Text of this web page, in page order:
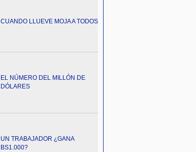
CUANDO LLUEVE MOJA A TODOS
EL NÚMERO DEL MILLÓN DE
DÓLARES
UN TRABAJADOR ¿GANA
BS1.000?